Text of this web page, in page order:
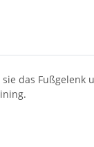
das Fußgelenk